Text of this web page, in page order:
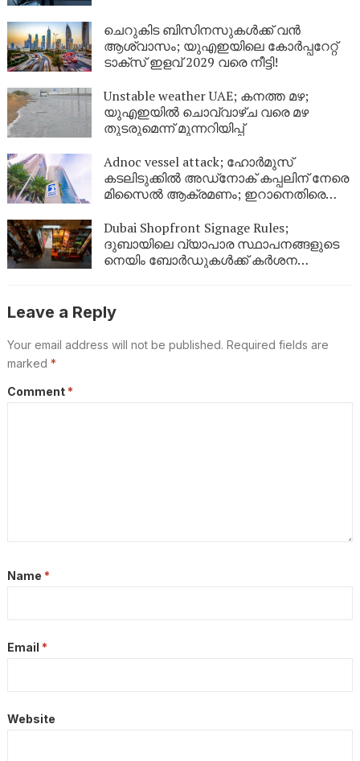
ചെറുകിട ബിസിനസുകൾക്ക് വൻ
ആശ്വാസം; യുഎഇയിലെ കോർപ്പറേറ്റ്
ടാക്സ് ഇളവ് 2029 വരെ നീട്ടി!
Unstable weather UAE; കനത്ത മഴ;
യുഎഇയിൽ ചൊവ്വാഴ്ച വരെ മഴ
തുടരുമെന്ന് മുന്നറിയിപ്പ്
Adnoc vessel attack; ഹോർമുസ്
കടലിടുക്കിൽ അഡ്‌നോക് കപ്പലിന് നേരെ
മിസൈൽ ആക്രമണം; ഇറാനെതിരെ
Dubai Shopfront Signage Rules;
ദുബായിലെ വ്യാപാര സ്ഥാപനങ്ങളുടെ
നെയിം ബോർഡുകൾക്ക് കർശന
Leave a Reply
Your email address will not be published. Required fields are
marked *
Comment *
Name *
Email *
Website